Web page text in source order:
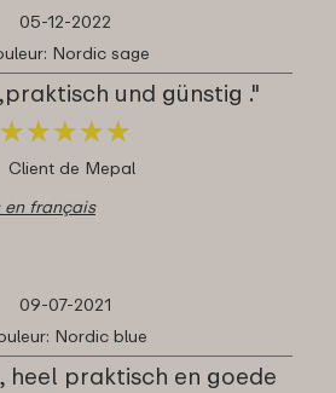
05-12-2022
Nordic sage
und günstig ."
★★★★★
★★★★★
Client de Mepal
en français
09-07-2021
Nordic blue
praktisch en goede